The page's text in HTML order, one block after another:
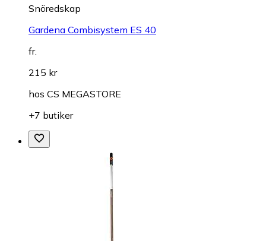
Snöredskap
Gardena Combisystem ES 40
fr.
215 kr
hos CS MEGASTORE
+7 butiker